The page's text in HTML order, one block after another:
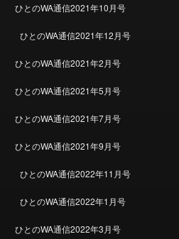
ひとのWA通信2021年10月号
ひとのWA通信2021年12月号
ひとのWA通信2021年2月号
ひとのWA通信2021年5月号
ひとのWA通信2021年7月号
ひとのWA通信2021年9月号
ひとのWA通信2022年11月号
ひとのWA通信2022年1月号
ひとのWA通信2022年3月号